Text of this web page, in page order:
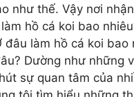
như thế. Vậy nơi
hồ cá koi bao
đâu làm hồ cá koi bao
Dường như những
sự quan tâm của